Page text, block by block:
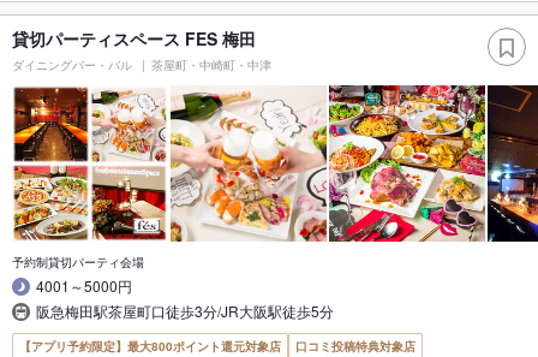
貸切パーティスペース FES 梅田
ダイニングバー・バル 茶屋町・中崎町・中津
予約制貸切パーティ会場
4001～5000円
阪急梅田駅茶屋町口徒歩3分/JR大阪駅徒歩5分
【アプリ予約限定】最大800ポイント還元対象店 口コミ投稿特典対象店